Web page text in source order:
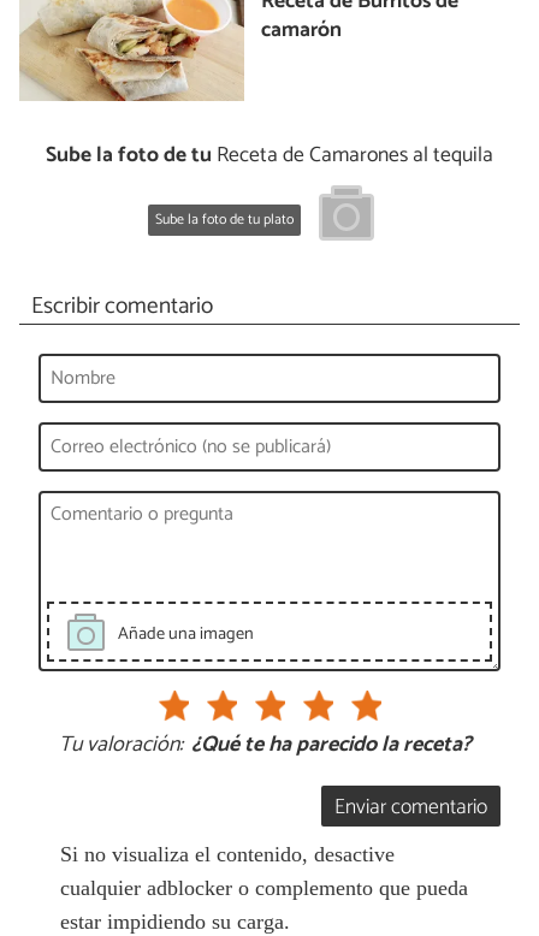
camarón
Sube la foto de tu Receta de Camarones al tequila
Sube la foto de tu plato
Escribir comentario
Añade una imagen
Tu valoración: ¿Qué te ha parecido la receta?
Enviar comentario
Si no visualiza el contenido, desactive
cualquier adblocker o complemento que pueda
estar impidiendo su carga.